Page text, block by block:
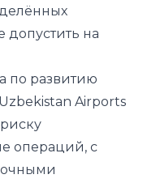
допустить на
по развитию
Airports
операций, с